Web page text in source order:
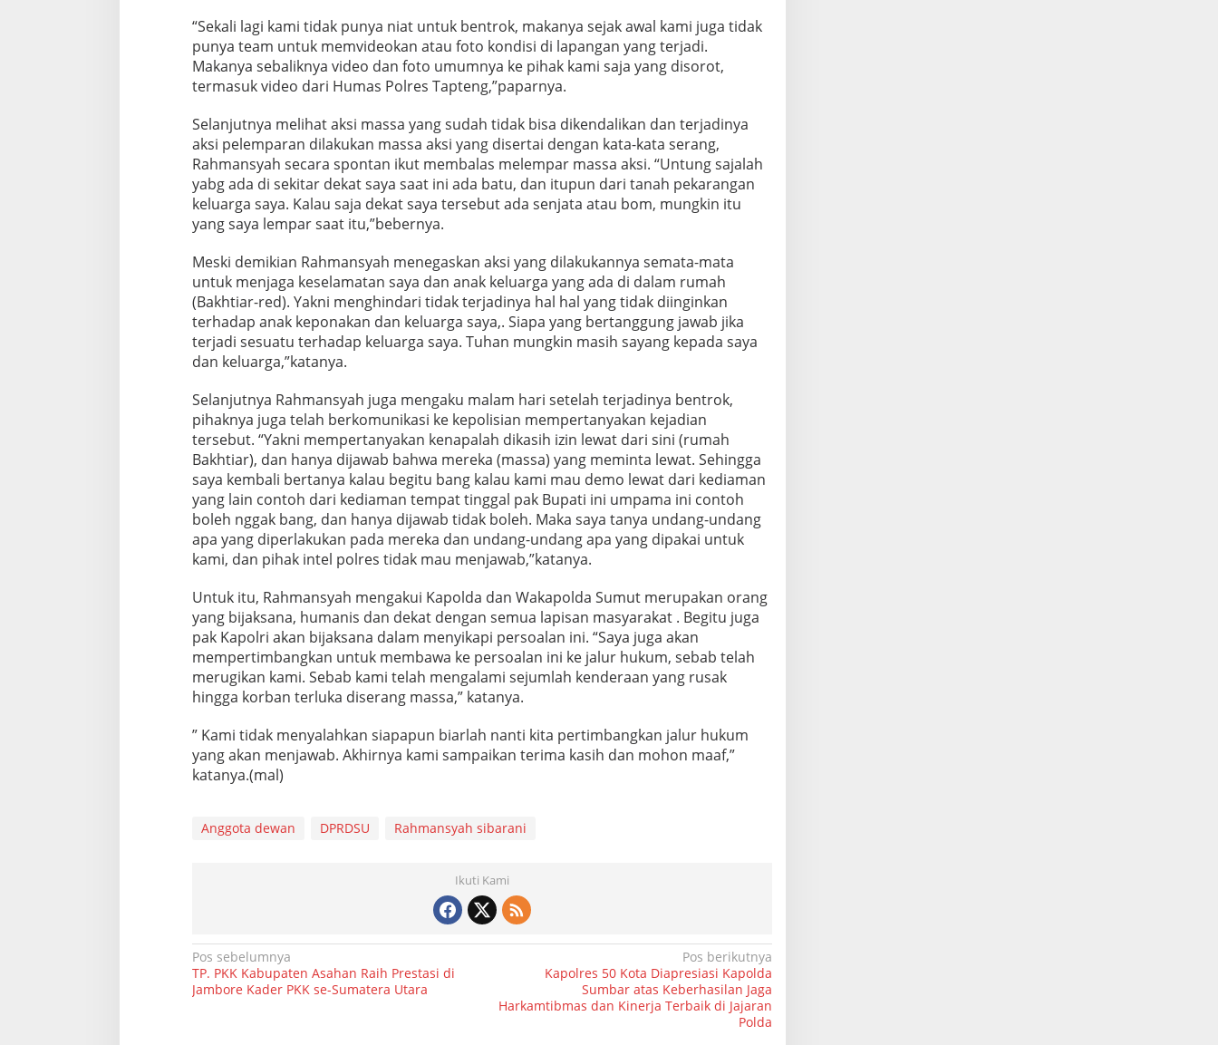
“Sekali lagi kami tidak punya niat untuk bentrok, makanya sejak awal kami juga tidak
punya team untuk memvideokan atau foto kondisi di lapangan yang terjadi.
Makanya sebaliknya video dan foto umumnya ke pihak kami saja yang disorot,
termasuk video dari Humas Polres Tapteng,”paparnya.
Selanjutnya melihat aksi massa yang sudah tidak bisa dikendalikan dan terjadinya
aksi pelemparan dilakukan massa aksi yang disertai dengan kata-kata serang,
Rahmansyah secara spontan ikut membalas melempar massa aksi. “Untung sajalah
yabg ada di sekitar dekat saya saat ini ada batu, dan itupun dari tanah pekarangan
keluarga saya. Kalau saja dekat saya tersebut ada senjata atau bom, mungkin itu
yang saya lempar saat itu,”bebernya.
Meski demikian Rahmansyah menegaskan aksi yang dilakukannya semata-mata
untuk menjaga keselamatan saya dan anak keluarga yang ada di dalam rumah
(Bakhtiar-red). Yakni menghindari tidak terjadinya hal hal yang tidak diinginkan
terhadap anak keponakan dan keluarga saya,. Siapa yang bertanggung jawab jika
terjadi sesuatu terhadap keluarga saya. Tuhan mungkin masih sayang kepada saya
dan keluarga,”katanya.
Selanjutnya Rahmansyah juga mengaku malam hari setelah terjadinya bentrok,
pihaknya juga telah berkomunikasi ke kepolisian mempertanyakan kejadian
tersebut. “Yakni mempertanyakan kenapalah dikasih izin lewat dari sini (rumah
Bakhtiar), dan hanya dijawab bahwa mereka (massa) yang meminta lewat. Sehingga
saya kembali bertanya kalau begitu bang kalau kami mau demo lewat dari kediaman
yang lain contoh dari kediaman tempat tinggal pak Bupati ini umpama ini contoh
boleh nggak bang, dan hanya dijawab tidak boleh. Maka saya tanya undang-undang
apa yang diperlakukan pada mereka dan undang-undang apa yang dipakai untuk
kami, dan pihak intel polres tidak mau menjawab,”katanya.
Untuk itu, Rahmansyah mengakui Kapolda dan Wakapolda Sumut merupakan orang
yang bijaksana, humanis dan dekat dengan semua lapisan masyarakat . Begitu juga
pak Kapolri akan bijaksana dalam menyikapi persoalan ini. “Saya juga akan
mempertimbangkan untuk membawa ke persoalan ini ke jalur hukum, sebab telah
merugikan kami. Sebab kami telah mengalami sejumlah kenderaan yang rusak
hingga korban terluka diserang massa,” katanya.
” Kami tidak menyalahkan siapapun biarlah nanti kita pertimbangkan jalur hukum
yang akan menjawab. Akhirnya kami sampaikan terima kasih dan mohon maaf,”
katanya.(mal)
Anggota dewan DPRDSU Rahmansyah sibarani
Ikuti Kami
N
a
Pos sebelumnya
TP. PKK Kabupaten Asahan Raih Prestasi di
Jambore Kader PKK se-Sumatera Utara
Pos berikutnya
Kapolres 50 Kota Diapresiasi Kapolda
Sumbar atas Keberhasilan Jaga
Harkamtibmas dan Kinerja Terbaik di Jajaran
Polda